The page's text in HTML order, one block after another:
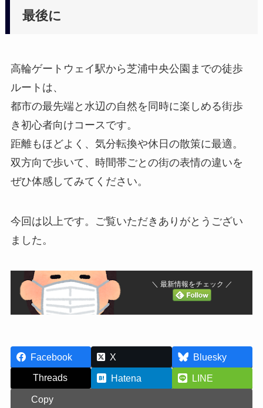
最後に
高輪ゲートウェイ駅から芝浦中央公園までの徒歩
ルートは、
都市の最先端と水辺の自然を同時に楽しめる街歩
き初心者向けコースです。
距離もほどよく、気分転換や休日の散策に最適。
双方向で歩いて、時間帯ごとの街の表情の違いを
ぜひ体感してみてください。
今回は以上です。ご覧いただきありがとうござい
ました。
＼ 最新情報をチェック ／
Facebook X
Bluesky
Threads
Hatena
LINE
Copy